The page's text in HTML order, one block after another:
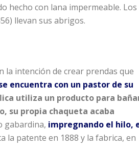
hecho con lana impermeable. Los
llevan sus abrigos.
la intención de crear prendas que
encuentra con un pastor de su
utiliza un producto para
su propia chaqueta acaba
gabardina, impregnando el hilo,
la patente en 1888 y la fabrica, en